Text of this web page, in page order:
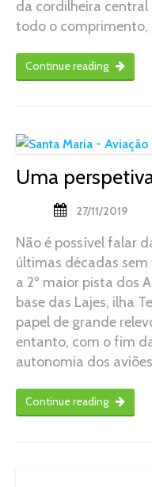
da cordilheira central
todo o comprimento,
Continue reading
Uma
27/11/2019
Não é possível falar
últimas décadas
a 2º maior pista dos
base das Lajes, ilha
papel de grande
entanto, com o fim
autonomia dos
Continue reading